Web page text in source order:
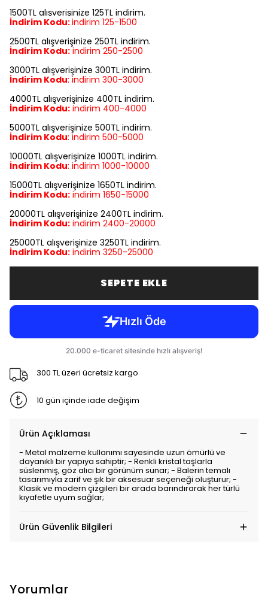
1500TL alışverişinize 125TL indirim.
İndirim Kodu:indirim 125-1500
2500TL alışverişinize 250TL indirim.
İndirim Kodu: indirim 250-2500
3000TL alışverişinize 300TL indirim.
İndirim Kodu: indirim 300-3000
4000TL alışverişinize 400TL indirim.
İndirim Kodu: indirim 400-4000
5000TL alışverişinize 500TL indirim.
İndirim Kodu: indirim 500-5000
10000TL alışverişinize 1000TL indirim.
İndirim Kodu: indirim 1000-10000
15000TL alışverişinize 1650TL indirim.
İndirim Kodu: indirim 1650-15000
20000TL alışverişinize 2400TL indirim.
İndirim Kodu: indirim 2400-20000
25000TL alışverişinize 3250TL indirim.
İndirim Kodu: indirim 3250-25000
SEPETE EKLE
300 TL üzeri ücretsiz kargo
10 gün içinde iade değişim
Ürün Açıklaması
- Metal malzeme kullanımı sayesinde uzun ömürlü ve
dayanıklı bir yapıya sahiptir; - Renkli kristal taşlarla
süslenmiş, göz alıcı bir görünüm sunar; - Balerin temalı
tasarımıyla zarif ve şık bir aksesuar seçeneği oluşturur; -
Klasik ve modern çizgileri bir arada barındırarak her türlü
kıyafetle uyum sağlar;
Ürün Güvenlik Bilgileri
Yorumlar